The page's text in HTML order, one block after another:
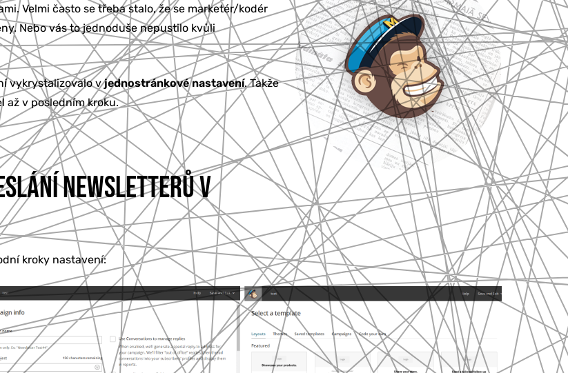
Velmi často se třeba stalo, že se marketér/kodér
Nebo vás to jednoduše nepustilo kvůli
vykrystalizovalo vjednostránkové nastavení. Takže
až v posledním kroku.
NEWSLETTERŮ V
kroky nastavení: